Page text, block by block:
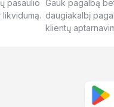
pasaulio Gauk pagalbą
daugiakalbį
klientų